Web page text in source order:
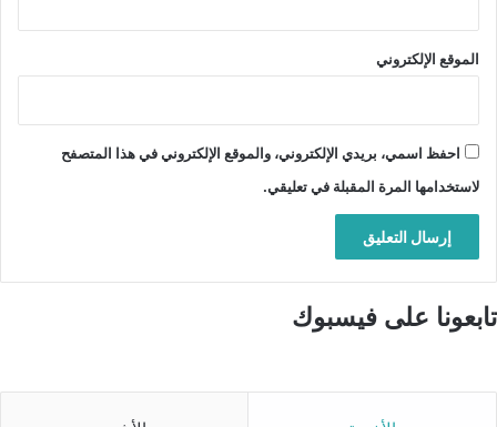
الموقع الإلكتروني
احفظ اسمي، بريدي الإلكتروني، والموقع الإلكتروني في هذا المتصفح
لاستخدامها المرة المقبلة في تعليقي.
تابعونا على فيسبوك